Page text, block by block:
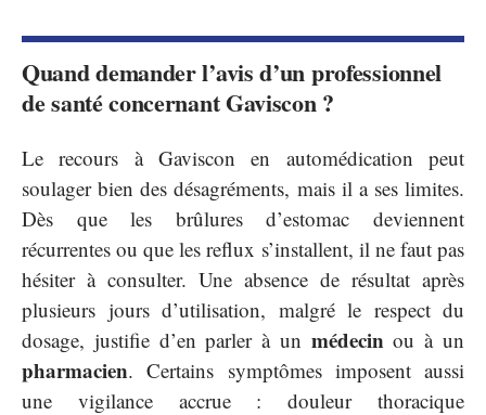
Quand demander l’avis d’un professionnel
de santé concernant Gaviscon ?
Le recours à Gaviscon en automédication peut
soulager bien des désagréments, mais il a ses limites.
Dès que les brûlures d’estomac deviennent
récurrentes ou que les reflux s’installent, il ne faut pas
hésiter à consulter. Une absence de résultat après
plusieurs jours d’utilisation, malgré le respect du
dosage, justifie d’en parler à un médecin ou à un
pharmacien. Certains symptômes imposent aussi
une vigilance accrue : douleur thoracique